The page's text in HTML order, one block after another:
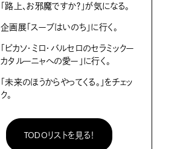
「路上、お邪魔ですか？」が気になる。
企画展「スープはいのち」に行く。
「ピカソ・ミロ・バルセロのセラミックー
カタルーニャへの愛ー」に行く。
「未来のほうからやってくる。」をチェッ
ク。
TODOリストを見る！